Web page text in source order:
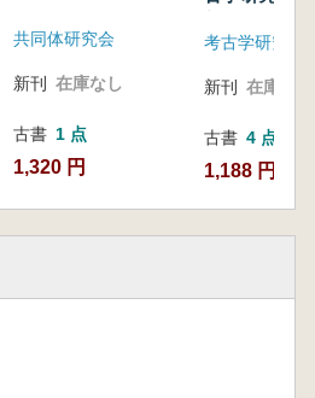
共同体研究会
新刊 在庫なし
古書 1 点
1,320 円
新刊 在庫なし
古書 4 点
1,188 円~